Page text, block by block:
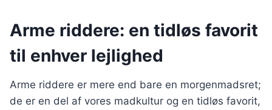
Arme riddere: en tidløs favorit
til enhver lejlighed
Arme riddere er mere end bare en morgenmadsret;
de er en del af vores madkultur og en tidløs favorit,